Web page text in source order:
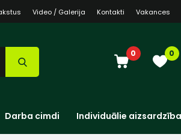
Video / Galerija Kontakti Vakances
0 0
Darba cimdi Individuālie